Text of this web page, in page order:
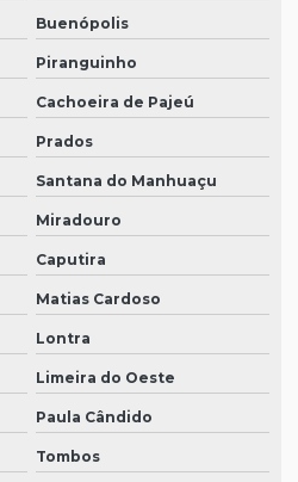
Buenópolis
Piranguinho
Cachoeira de Pajeú
Prados
Santana do Manhuaçu
Miradouro
Caputira
Matias Cardoso
Lontra
Limeira do Oeste
Paula Cândido
Tombos